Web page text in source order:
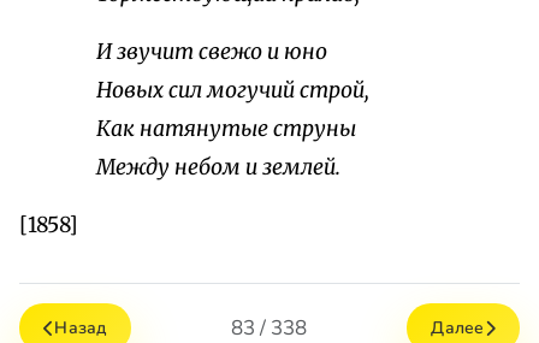
И звучит свежо и юно
Новых сил могучий строй,
Как натянутые струны
Между небом и землей.
[1858]
Назад 83 / 338 Далее